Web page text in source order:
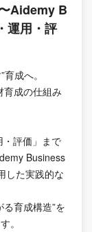
Aidemy B
運用・評
成へ。
育成の仕組み
・評価」まで
Business
した実践的な
育成構造”を
。